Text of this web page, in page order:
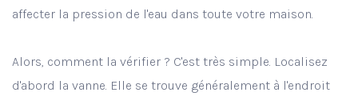
affecter la pression de l'eau dans toute votre maison.
Alors, comment la vérifier ? C'est très simple. Localisez
d'abord la vanne. Elle se trouve généralement à l'endroit